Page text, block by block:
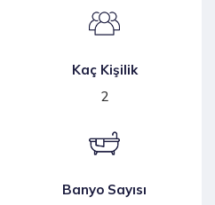
Kaç Kişilik
2
Banyo Sayısı